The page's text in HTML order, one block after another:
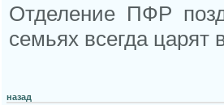
Отделение ПФР
семьях всегда
назад